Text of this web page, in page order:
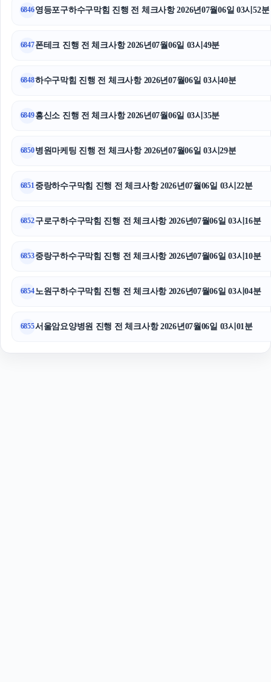
광고대행사
영등포구하수구막힘
대전흥신소
6846영등포구하수구막힘 진행 전 체크사항 2026년07월06일 03시52분
6847폰테크 진행 전 체크사항 2026년07월06일 03시49분
6848하수구막힘 진행 전 체크사항 2026년07월06일 03시40분
6849흥신소 진행 전 체크사항 2026년07월06일 03시35분
6850병원마케팅 진행 전 체크사항 2026년07월06일 03시29분
6851중랑하수구막힘 진행 전 체크사항 2026년07월06일 03시22분
6852구로구하수구막힘 진행 전 체크사항 2026년07월06일 03시16분
6853중랑구하수구막힘 진행 전 체크사항 2026년07월06일 03시10분
6854 노원구하수구막힘 진행 전 체크사항 2026년07월06일 03시04분
6855서울암요양병원 진행 전 체크사항 2026년07월06일 03시01분